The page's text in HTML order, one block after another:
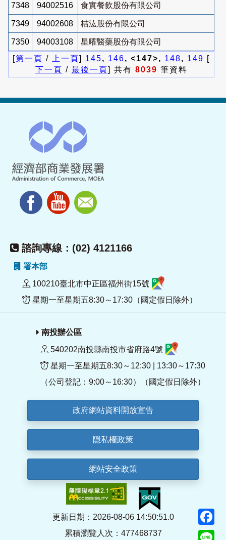
7348 94002516 食實餐飲股份有限公司
7349 94002608 桔汯股份有限公司
7350 94003108
星曜醫藥股份有限公司
[第一頁 / 上一頁] 145, 146, <147>, 148, 149 [
下一頁 / 最後一頁] 共有 8039 筆資料
諮詢專線：(02) 4121166
署本部
100210臺北市中正區福州街15號
星期一至星期五8:30～17:30（國定假日除外）
南投辦公區
540202南投縣南投市省府路4號
星期一至星期五8:30～12:30 | 13:30～17:30
（公司登記：9:00～16:30）（國定假日除外）
政府網站資料開放宣告
隱私權政策
網站安全政策
更新日期：2026-08-06 14:50:51.0
累積瀏覽人次：477468737